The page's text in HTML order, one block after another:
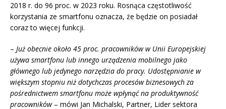
2018 r. do 96 proc. w 2023 roku. Rosnąca częstotliwość
korzystania ze smartfonu oznacza, że będzie on posiadał
coraz to więcej funkcji.
– Już obecnie około 45 proc. pracowników w Unii Europejskiej
używa smartfonu lub innego urządzenia mobilnego jako
głównego lub jedynego narzędzia do pracy. Udostępnianie w
większym stopniu niż dotychczas procesów biznesowych za
pośrednictwem smartfonu może wpłynąć na produktywność
pracowników– mówi Jan Michalski, Partner, Lider sektora